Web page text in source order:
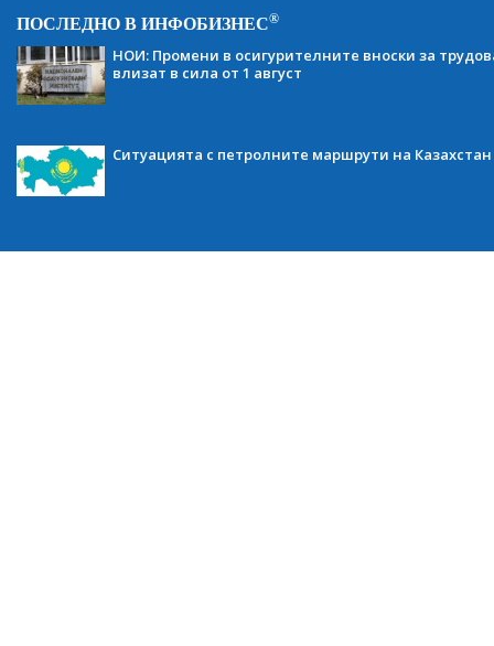
ПОСЛЕДНО В ИНФОБИЗНЕС®
НОИ: Промени в осигурителните вноски за
влизат в сила от 1 август
Ситуацията с петролните маршрути на Казахстан